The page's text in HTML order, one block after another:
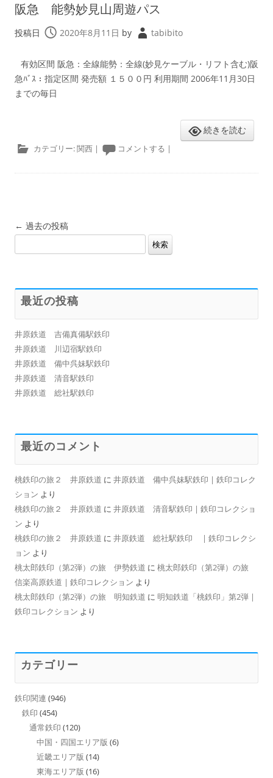
阪急 能勢妙見山周遊パス
投稿日 2020年8月11日 by tabibito
有効区間 阪急：全線能勢：全線(妙見ケーブル・リフト含む)阪
急ﾊﾞｽ：指定区間 発売額 １５００円 利用期間 2006年11月30日
までの毎日
続きを読む
カテゴリー:関西 | コメントする |
投
ゲ
ョ
ン
← 過去の投稿
索:
最近の投稿
井原鉄道 吉備真備駅鉄印
井原鉄道 川辺宿駅鉄印
井原鉄道 備中呉妹駅鉄印
井原鉄道 清音駅鉄印
井原鉄道 総社駅鉄印
最近のコメント
桃鉄印の旅２ 井原鉄道 に 井原鉄道 備中呉妹駅鉄印 | 鉄印コレク
ション より
桃鉄印の旅２ 井原鉄道 に 井原鉄道 清音駅鉄印 | 鉄印コレクショ
ン より
桃鉄印の旅２ 井原鉄道 に 井原鉄道 総社駅鉄印 | 鉄印コレクシ
ョン より
桃太郎鉄印（第2弾）の旅 伊勢鉄道 に 桃太郎鉄印（第2弾）の旅
信楽高原鉄道 | 鉄印コレクション より
桃太郎鉄印（第2弾）の旅 明知鉄道 に 明知鉄道「桃鉄印」第2弾 |
鉄印コレクション より
カテゴリー
鉄印関連 (946)
鉄印 (454)
通常鉄印 (120)
中国・四国エリア版 (6)
近畿エリア版 (14)
東海エリア版 (16)